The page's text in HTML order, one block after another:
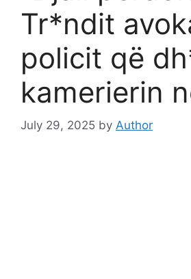
Tr*ndit
policit që
kamerierin
July 29, 2025 by Author